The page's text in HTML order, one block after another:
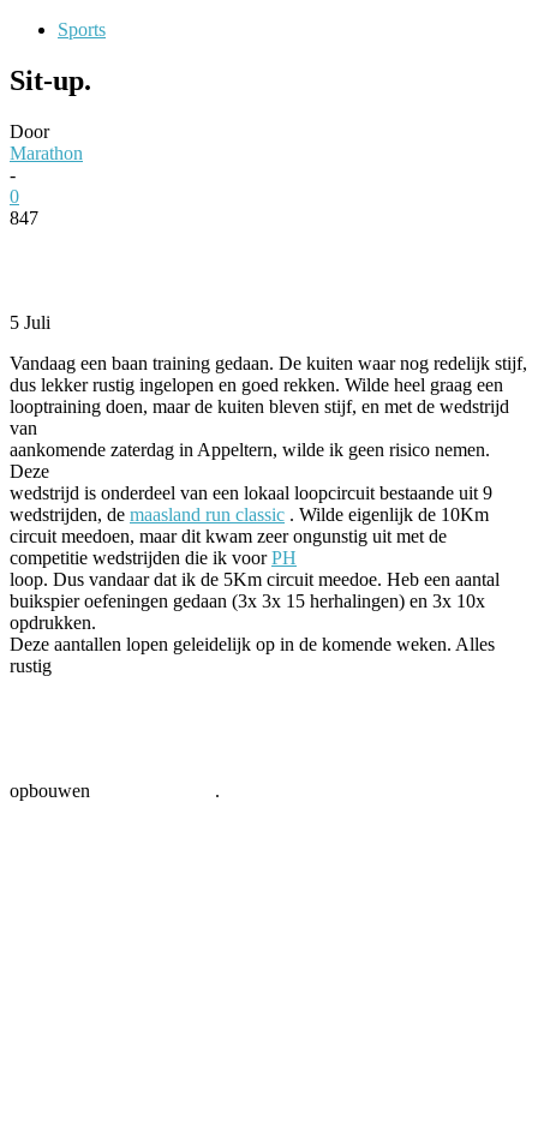
Sports
Sit-up.
Door
Marathon
-
0
847
5 Juli
Vandaag een baan training gedaan. De kuiten waar nog redelijk stijf,
dus lekker rustig ingelopen en goed rekken. Wilde heel graag een
looptraining doen, maar de kuiten bleven stijf, en met de wedstrijd
van
aankomende zaterdag in Appeltern, wilde ik geen risico nemen.
Deze
wedstrijd is onderdeel van een lokaal loopcircuit bestaande uit 9
wedstrijden, de maasland run classic . Wilde eigenlijk de 10Km
circuit meedoen, maar dit kwam zeer ongunstig uit met de
competitie wedstrijden die ik voorPH
loop. Dus vandaar dat ik de 5Km circuit meedoe. Heb een aantal
buikspier oefeningen gedaan (3x 3x 15 herhalingen) en 3x 10x
opdrukken.
Deze aantallen lopen geleidelijk op in de komende weken. Alles
rustig
opbouwen .